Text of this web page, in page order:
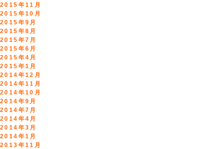
2015年11月
2015年10月
2015年9月
2015年8月
2015年7月
2015年6月
2015年4月
2015年1月
2014年12月
2014年11月
2014年10月
2014年9月
2014年7月
2014年4月
2014年3月
2014年1月
2013年11月